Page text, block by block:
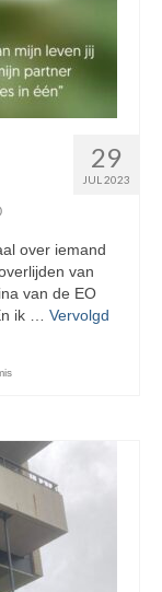
29
JUL 2023
over iemand
van
van de EO
ik … Vervolgd